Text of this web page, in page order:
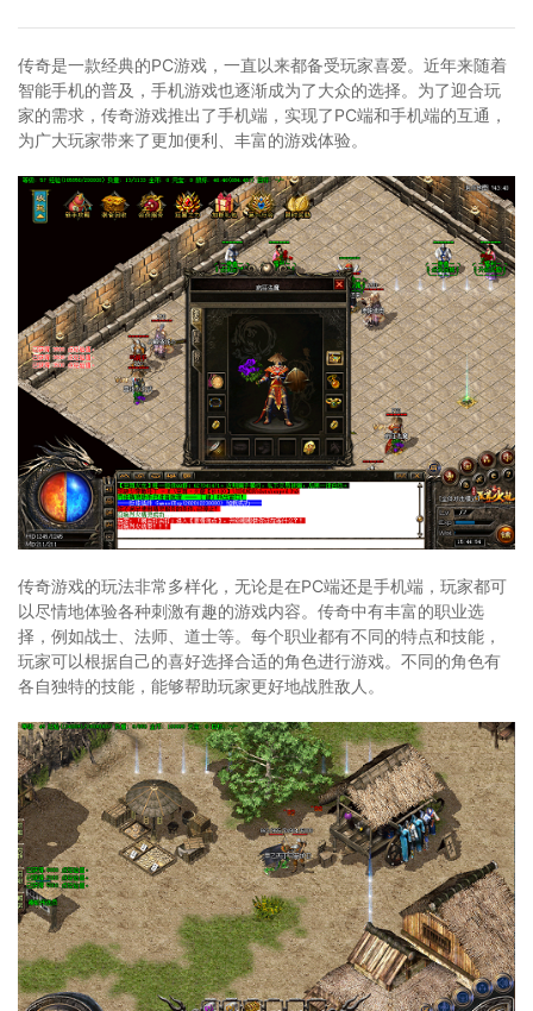
传奇是一款经典的PC游戏，一直以来都备受玩家喜爱。近年来随着
智能手机的普及，手机游戏也逐渐成为了大众的选择。为了迎合玩
家的需求，传奇游戏推出了手机端，实现了PC端和手机端的互通，
为广大玩家带来了更加便利、丰富的游戏体验。
传奇游戏的玩法非常多样化，无论是在PC端还是手机端，玩家都可
以尽情地体验各种刺激有趣的游戏内容。传奇中有丰富的职业选
择，例如战士、法师、道士等。每个职业都有不同的特点和技能，
玩家可以根据自己的喜好选择合适的角色进行游戏。不同的角色有
各自独特的技能，能够帮助玩家更好地战胜敌人。